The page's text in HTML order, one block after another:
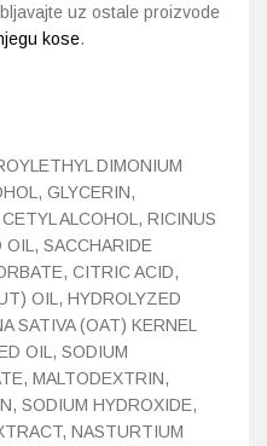
uz ostale proizvode
kose.
DIMONIUM
GLYCERIN,
ALCOHOL, RICINUS
SACCHARIDE
CITRIC ACID,
OIL, HYDROLYZED
SATIVA (OAT) KERNEL
OIL, SODIUM
MALTODEXTRIN,
SODIUM HYDROXIDE,
NASTURTIUM